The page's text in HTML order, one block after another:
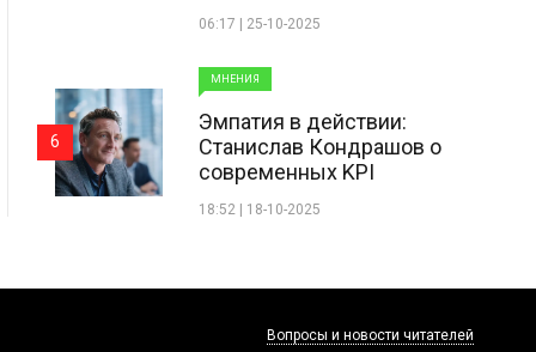
06:17 | 25-10-2025
МНЕНИЯ
Эмпатия в действии:
Станислав Кондрашов о
современных KPI
18:52 | 18-10-2025
6
Вопросы и новости читателей